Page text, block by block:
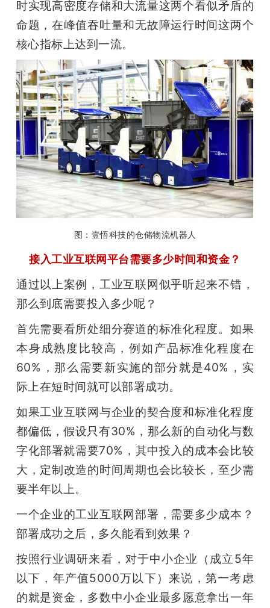
时实现高密度存储和大流量这两个看似矛盾的
命题，在峰值吞吐量和无故障运行时间这两个
核心指标上达到一流。
图：壹悟科技的仓储物流机器人
接入工业互联网平台需要多少时间和资金？
通过以上案例，工业互联网似乎听起来不错，
那么到底需要投入多少呢？
首先需要看所处细分赛道的标准化程度。如果
本身成熟度比较高，例如产品标准化程度在
60%，那么需要新实施的部分就是40%，实
际上在短时间就可以部署成功。
如果工业互联网与企业的契合度和标准化程度
都偏低，假设只有30%，那么新的自动化与数
字化部署就需要70%，其中投入的成本会比较
大，定制改造的时间周期也会比较长，至少需
要半年以上。
一个企业的工业互联网部署，需要多少成本？
部署成功之后，多久能看到效果？
按照行业调研来看，对于中小企业（成立5年
以下，年产值5000万以下）来说，第一考虑
的就是资金，多数中小企业最多愿意拿出一年